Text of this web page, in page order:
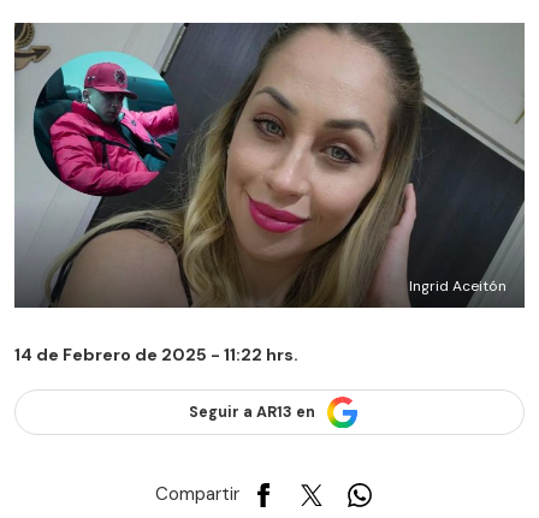
Ingrid Aceitón
14 de Febrero de 2025 - 11:22 hrs.
Seguir a AR13 en
Compartir